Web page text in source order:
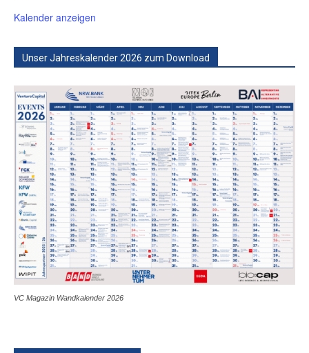
Kalender anzeigen
Unser Jahreskalender 2026 zum Download
VC Magazin Wandkalender 2026